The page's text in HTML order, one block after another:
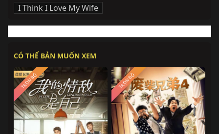
I Think I Love My Wife
CÓ THỂ BẢN MUỐN XEM
TRỌN BỘ TRỌN BỘ